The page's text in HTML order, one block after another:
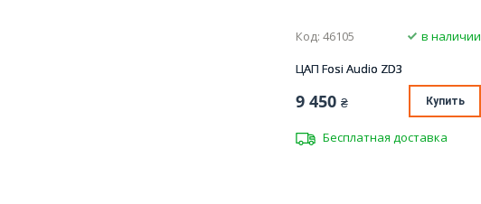
Код: 46105
в наличии
ЦАП Fosi Audio ZD3
9 450 ₴ Купить
Бесплатная доставка